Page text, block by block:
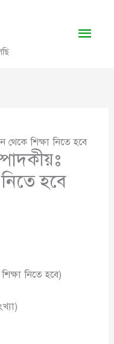
Main
থেকে শিক্ষা নিতে হবে
নিতে হবে
নিতে হবে)